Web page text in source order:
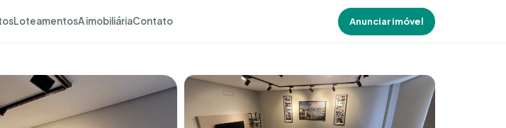
LoteamentosA imobiliáriaContato Anunciar imóvel